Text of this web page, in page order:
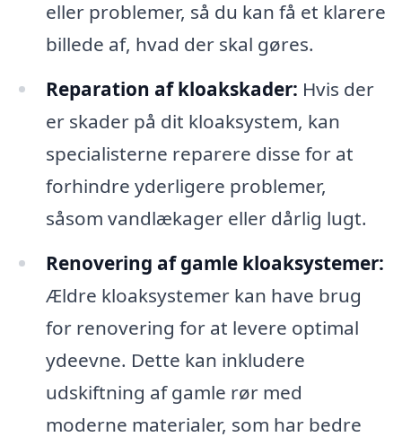
eller problemer, så du kan få et klarere
billede af, hvad der skal gøres.
Reparation af kloakskader: Hvis der
er skader på dit kloaksystem, kan
specialisterne reparere disse for at
forhindre yderligere problemer,
såsom vandlækager eller dårlig lugt.
Renovering af gamle kloaksystemer:
Ældre kloaksystemer kan have brug
for renovering for at levere optimal
ydeevne. Dette kan inkludere
udskiftning af gamle rør med
moderne materialer, som har bedre